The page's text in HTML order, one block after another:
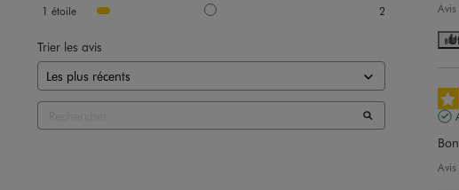
1 étoile 2
Trier les avis